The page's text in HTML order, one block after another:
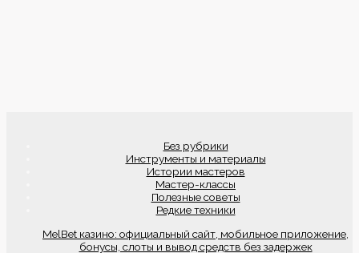
Без рубрики
Инструменты и материалы
Истории мастеров
Мастер-классы
Полезные советы
Редкие техники
MelBet казино: официальный сайт, мобильное приложение,
бонусы, слоты и вывод средств без задержек